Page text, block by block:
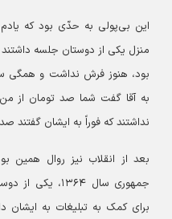
این بی‌پولی به حدّی بود که
منزل یکی از دوستان جلسه
بود، هنوز فرش نداشت و همگی
به آقا گفت شما صد تومان از من
نداشتند که فوراً به ایشان گفتند
بعد از انقلاب نیز روال همین
جمهوری سال ۱۳۶۴،
برای کمک به تبلیغات به ایشان